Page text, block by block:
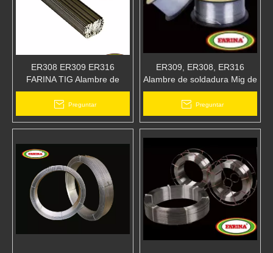
ER308 ER309 ER316
FARINA TIG Alambre de
soldadura de acero
inoxidable
Preguntar
ER309, ER308, ER316
Alambre de soldadura Mig de
acero inoxidable Alambre 1kg
/ carrete
Preguntar